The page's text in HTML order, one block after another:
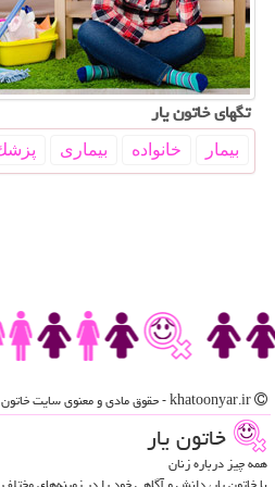
تگهای خاتون یار
بیمار خانواده بیماری
خاتون یار
همه چیز درباره زنان